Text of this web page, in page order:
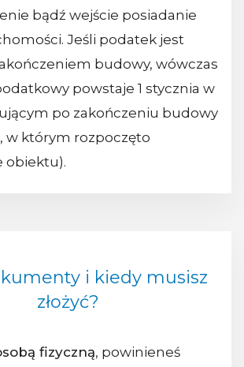
bądź wejście posiadanie
Jeśli podatek jest
budowy, wówczas
powstaje 1 stycznia w
po zakończeniu budowy
w którym rozpoczęto
obiektu).
i kiedy musisz
złożyć?
fizyczną, powinieneś